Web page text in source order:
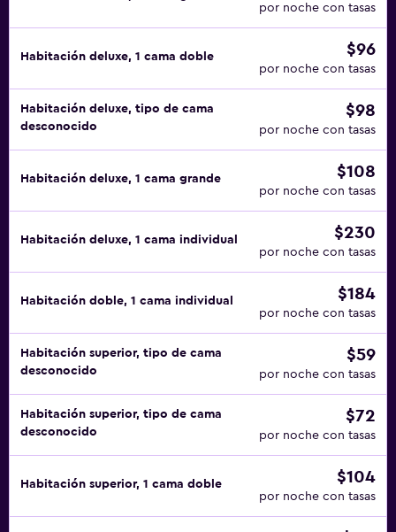
por noche con tasas
Habitación deluxe, 1 cama doble $96
por noche con tasas
Habitación deluxe, tipo de cama
desconocido
$98
por noche con tasas
Habitación deluxe, 1 cama grande $108
por noche con tasas
Habitación deluxe, 1 cama individual $230
por noche con tasas
Habitación doble, 1 cama individual $184
por noche con tasas
Habitación superior, tipo de cama
desconocido
$59
por noche con tasas
Habitación superior, tipo de cama
desconocido
$72
por noche con tasas
Habitación superior, 1 cama doble $104
por noche con tasas